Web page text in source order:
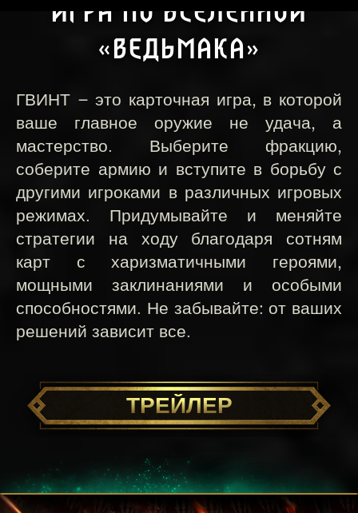
ИГРА ПО ВСЕЛЕННОЙ
«ВЕДЬМАКА»
ГВИНТ — это карточная игра, в которой
ваше главное оружие не удача, а
мастерство. Выберите фракцию,
соберите армию и вступите в борьбу с
другими игроками в различных игровых
режимах. Придумывайте и меняйте
стратегии на ходу благодаря сотням
карт с харизматичными героями,
мощными заклинаниями и особыми
способностями. Не забывайте: от ваших
решений зависит все.
ТРЕЙЛЕР